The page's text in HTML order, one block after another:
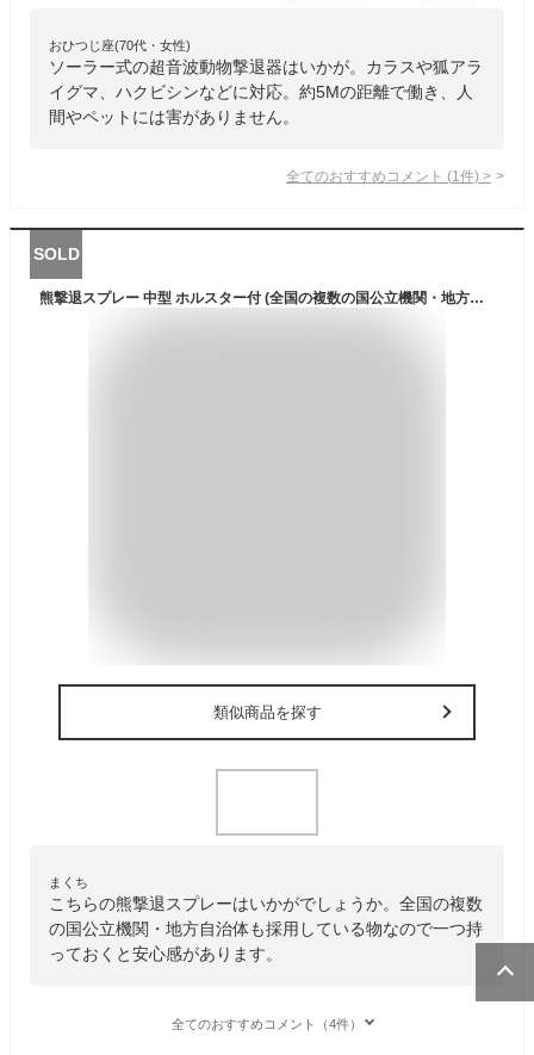
おひつじ座(70代・女性)
ソーラー式の超音波動物撃退器はいかが。カラスや狐アラ
イグマ、ハクビシンなどに対応。約5Mの距離で働き、人
間やペットには害がありません。
全てのおすすめコメント (1 件) >
SOLD
熊撃退スプレー 中型 ホルスター付 (全国の複数の国公立機関・地方自治体正式採用品) B-609-CS
類似商品を探す
まくち
こちらの熊撃退スプレーはいかがでしょうか。全国の複数
の国公立機関・地方自治体も採用している物なので一つ持
っておくと安心感があります。
全てのおすすめコメント（4件）